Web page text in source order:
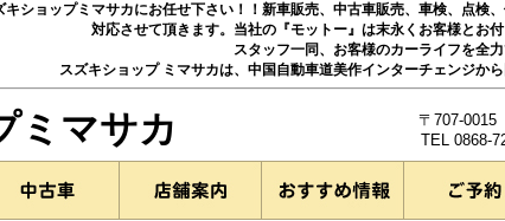
キショップミマサカにお任せ下さい！！新車販売、中古車販売、車検、点検
対応させて頂きます。当社の『モットー』は末永くお客様とお付
スタッフ一同、お客様のカーライフを全
スズキショップ ミマサカは、中国自動車道美作インターチェンジか
ミマサカ
〒707-
TEL 0868-